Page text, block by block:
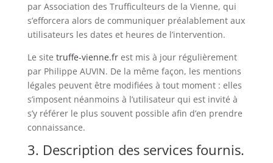
par Association des Trufficulteurs de la Vienne, qui
s’efforcera alors de communiquer préalablement aux
utilisateurs les dates et heures de l’intervention.
Le site truffe-vienne.frest mis à jour régulièrement
par Philippe AUVIN. De la même façon, les mentions
légales peuvent être modifiées à tout moment : elles
s’imposent néanmoins à l’utilisateur qui est invité à
s’y référer le plus souvent possible afin d’en prendre
connaissance.
3. Description des services fournis.